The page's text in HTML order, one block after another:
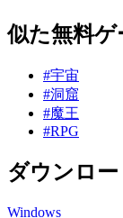
似た無料ゲ
#宇宙
#洞窟
#魔王
#RPG
ダウンロー
Windows